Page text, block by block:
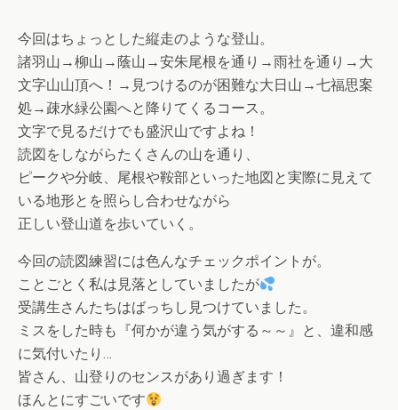
今回はちょっとした縦走のような登山。
諸羽山→柳山→蔭山→安朱尾根を通り→雨社を通り→大
文字山山頂へ！→見つけるのが困難な大日山→七福思案
処→疎水緑公園へと降りてくるコース。
文字で見るだけでも盛沢山ですよね！
読図をしながらたくさんの山を通り、
ピークや分岐、尾根や鞍部といった地図と実際に見えて
いる地形とを照らし合わせながら
正しい登山道を歩いていく。
今回の読図練習には色んなチェックポイントが。
ことごとく私は見落としていましたが
受講生さんたちはばっちし見つけていました。
ミスをした時も『何かが違う気がする～～』と、違和感
に気付いたり…
皆さん、山登りのセンスがあり過ぎます！
ほんとにすごいです